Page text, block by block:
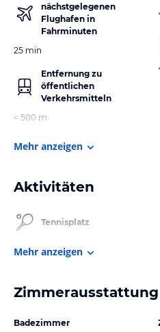
nächstgelegenen
Flughafen in
Fahrminuten
25 min
Entfernung zu
öffentlichen
Verkehrsmitteln
< 500 m
Mehr anzeigen
Aktivitäten
Tennisplatz
Mehr anzeigen
Zimmerausstattung
Badezimmer